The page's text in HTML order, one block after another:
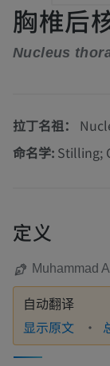
胸椎后
Nucleus
拉丁名祖：
命名学: Stilling;
定义
Muhammad
自动翻译
显示原文